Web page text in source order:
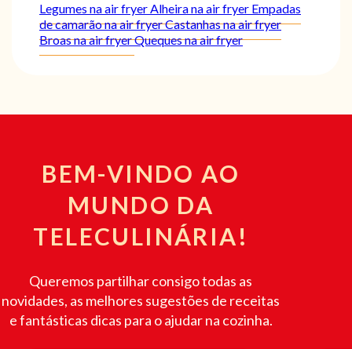
Legumes na air fryerAlheira na air fryer Empadas
de camarão na air fryerCastanhas na air fryer
Broas na air fryerQueques na air fryer
BEM-VINDO AO
MUNDO DA
TELECULINÁRIA!
Queremos partilhar consigo todas as
novidades, as melhores sugestões de receitas
e fantásticas dicas para o ajudar na cozinha.